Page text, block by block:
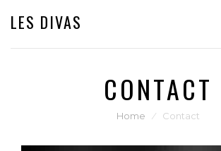
LES DIVAS
CONTACT
Home ⁄ Contact